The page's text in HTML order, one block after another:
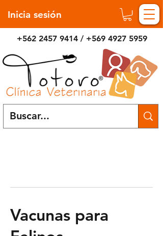
Inicia sesión
+562 2457 9414 / +569 4927 5959
Vacunas para